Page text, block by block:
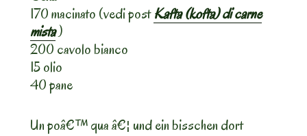
170 macinato (vedi postKafta (kofta) di carne
mista)
200 cavolo bianco
15 olio
40 pane
Un poâ€™ qua â€¦ und ein bisschen dort